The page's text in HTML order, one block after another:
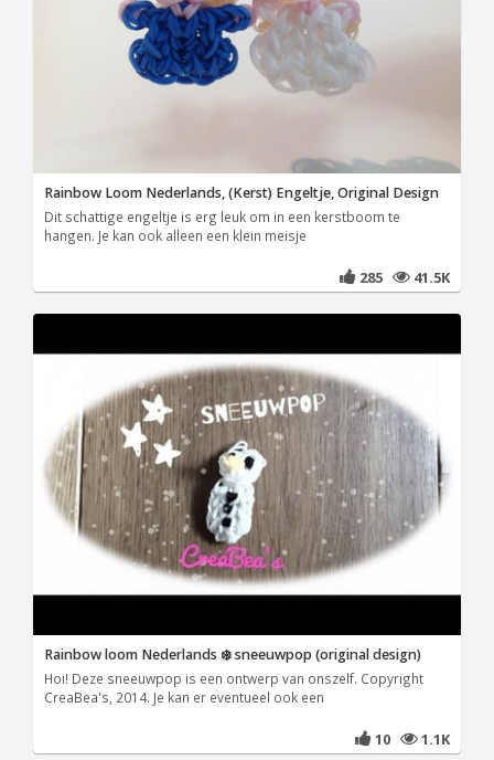
Rainbow Loom Nederlands, (Kerst) Engeltje, Original Design
Dit schattige engeltje is erg leuk om in een kerstboom te
hangen. Je kan ook alleen een klein meisje
285 41.5K
Rainbow loom Nederlands ❄️ sneeuwpop (original design)
Hoi! Deze sneeuwpop is een ontwerp van onszelf. Copyright
CreaBea's, 2014. Je kan er eventueel ook een
10 1.1K